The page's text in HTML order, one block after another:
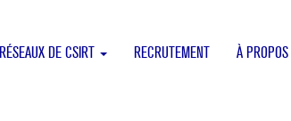
RÉSEAUX DE CSIRT RECRUTEMENT À PROPOS